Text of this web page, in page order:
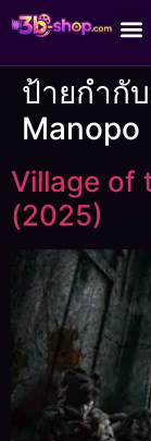
ป้ายกำกั
Manopo
Village of
(2025)